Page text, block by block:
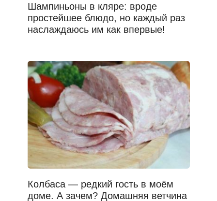
Шампиньоны в кляре: вроде
простейшее блюдо, но каждый раз
наслаждаюсь им как впервые!
Колбаса — редкий гость в моём
доме. А зачем? Домашняя ветчина